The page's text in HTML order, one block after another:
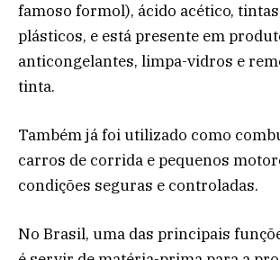
famoso formol), ácido acético,
plásticos, e está presente em
anticongelantes, limpa-vidros e
tinta.
Também já foi utilizado como
carros de corrida e pequenos
condições seguras e controladas.
No Brasil, uma das principais